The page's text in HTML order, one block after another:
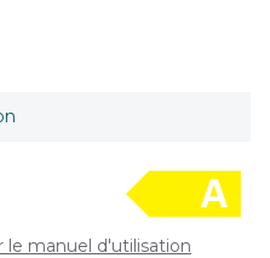
le manuel d'utilisation